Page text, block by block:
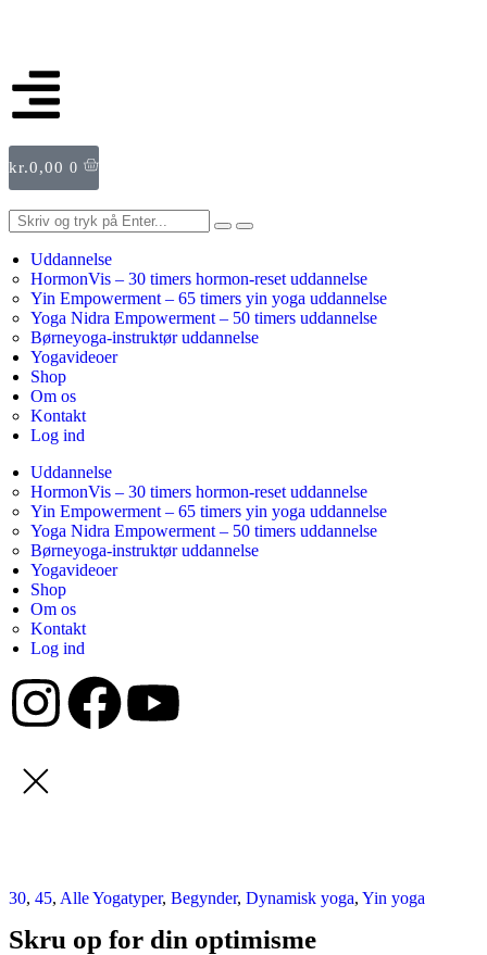
kr.0,00 0
Uddannelse
HormonVis – 30 timers hormon-reset uddannelse
Yin Empowerment – 65 timers yin yoga uddannelse
Yoga Nidra Empowerment – 50 timers uddannelse
Børneyoga-instruktør uddannelse
Yogavideoer
Shop
Om os
Kontakt
Log ind
Uddannelse
HormonVis – 30 timers hormon-reset uddannelse
Yin Empowerment – 65 timers yin yoga uddannelse
Yoga Nidra Empowerment – 50 timers uddannelse
Børneyoga-instruktør uddannelse
Yogavideoer
Shop
Om os
Kontakt
Log ind
30, 45, Alle Yogatyper, Begynder, Dynamisk yoga, Yin yoga
Skru op for din optimisme